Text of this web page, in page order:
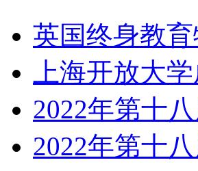
英国终身教
上海开放大
2022年第十
2022年第十